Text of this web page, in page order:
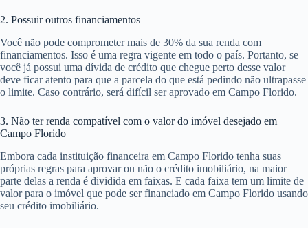
2. Possuir outros financiamentos
Você não pode comprometer mais de 30% da sua renda com
financiamentos. Isso é uma regra vigente em todo o país. Portanto, se
você já possui uma dívida de crédito que chegue perto desse valor
deve ficar atento para que a parcela do que está pedindo não ultrapasse
o limite. Caso contrário, será difícil ser aprovado em Campo Florido.
3. Não ter renda compatível com o valor do imóvel desejado em
Campo Florido
Embora cada instituição financeira em Campo Florido tenha suas
próprias regras para aprovar ou não o crédito imobiliário, na maior
parte delas a renda é dividida em faixas. E cada faixa tem um limite de
valor para o imóvel que pode ser financiado em Campo Florido usando
seu crédito imobiliário.